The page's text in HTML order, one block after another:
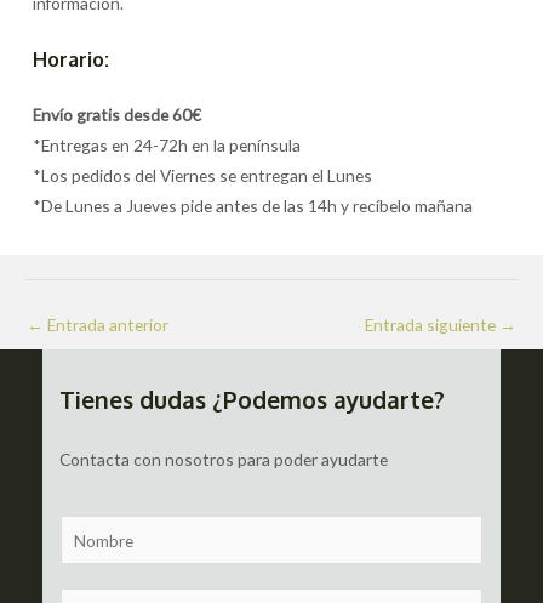
Horario:
Envío gratis desde 60€
*Entregas en 24-72h en la península
*Los pedidos del Viernes se entregan el Lunes
*De Lunes a Jueves pide antes de las 14h y recíbelo mañana
Navegación
de
← Entrada anterior Entrada siguiente →
Tienes dudas ¿Podemos ayudarte?
Contacta con nosotros para poder ayudarte
a
m